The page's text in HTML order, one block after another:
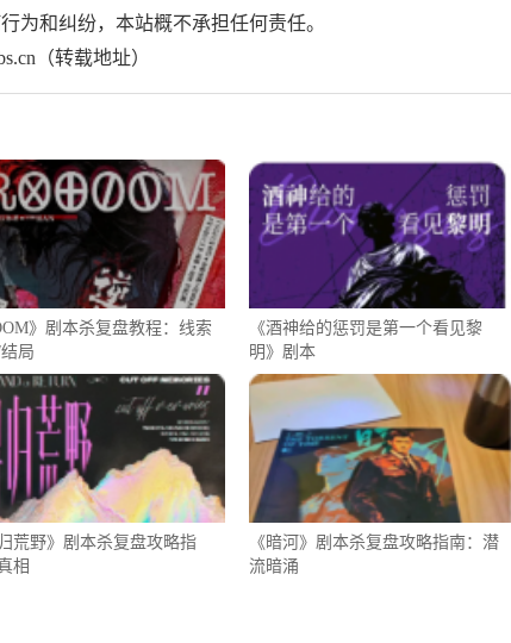
为和纠纷，本站概不承担任何责任。
（转载地址）
》剧本杀复盘教程：线索
局
《酒神给的惩罚是第一个看见黎
明》剧本
归荒野》剧本杀复盘攻略指
相
《暗河》剧本杀复盘攻略指南：潜
流暗涌